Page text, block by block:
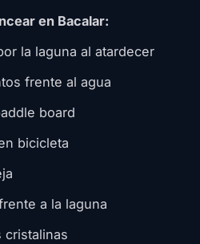
en Bacalar:
la laguna al atardecer
frente al agua
board
bicicleta
a la laguna
cristalinas